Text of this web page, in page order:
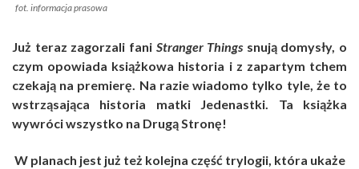
fot. informacja prasowa
Już teraz zagorzali fani Stranger Things snują domysły, o
czym opowiada książkowa historia i z zapartym tchem
czekają na premierę. Na razie wiadomo tylko tyle, że to
wstrząsająca historia matki Jedenastki. Ta książka
wywróci wszystko na Drugą Stronę!
W planach jest już też kolejna część trylogii, która ukaże